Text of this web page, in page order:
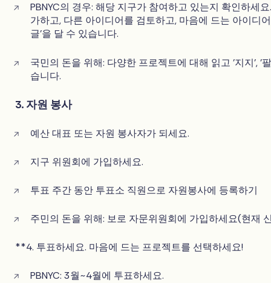
PBNYC의 경우: 해당 지구가 참여하고 있는지 확인하세
가하고, 다른 아이디어를 검토하고, 마음에 드는 아이디
글'을 달 수 있습니다.
국민의 돈을 위해: 다양한 프로젝트에 대해 읽고 '지지', '
습니다.
3. 자원 봉사
예산 대표 또는 자원 봉사자가 되세요.
지구 위원회에 가입하세요.
투표 주간 동안 투표소 직원으로 자원봉사에 등록하기
주민의 돈을 위해: 보로 자문위원회에 가입하세요(현재
**4. 투표하세요. 마음에 드는 프로젝트를 선택하세요!
PBNYC: 3월~4월에 투표하세요.